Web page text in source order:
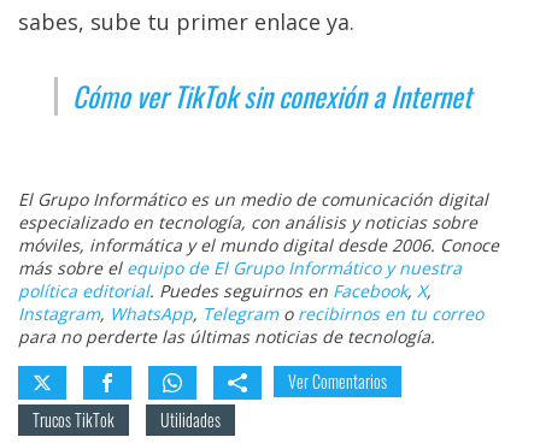
sabes, sube tu primer enlace ya.
Cómo ver TikTok sin conexión a Internet
El Grupo Informático es un medio de comunicación digital
especializado en tecnología, con análisis y noticias sobre
móviles, informática y el mundo digital desde 2006. Conoce
más sobre el equipo de El Grupo Informático y nuestra
política editorial. Puedes seguirnos en Facebook, X,
Instagram, WhatsApp, Telegramo recibirnos en tu correo
para no perderte las últimas noticias de tecnología.
Ver Comentarios
Trucos TikTok
Utilidades